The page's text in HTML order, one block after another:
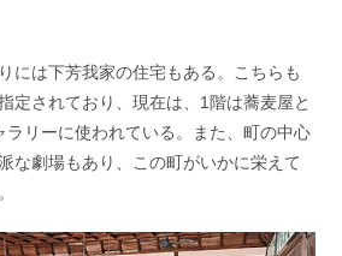
には下芳我家の住宅もある。こちらも
定されており、現在は、1階は蕎麦屋と
ラリーに使われている。また、町の中心
な劇場もあり、この町がいかに栄えて